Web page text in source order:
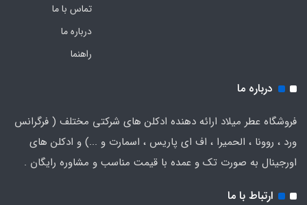
تماس با ما
درباره ما
راهنما
درباره ما
فروشگاه عطر میلاد ارائه دهنده ادکلن های شرکتی مختلف ( فرگرانس
ورد ، روونا ، الحمیرا ، اف ای پاریس ، اسمارت و ...) و ادکلن های
اورجینال به صورت تک و عمده با قیمت مناسب و مشاوره رایگان .
ارتباط با ما